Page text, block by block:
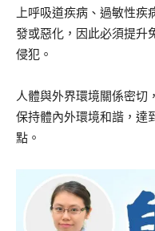
上呼吸道疾病、過敏性
發或惡化，因此必須提升
侵犯。
人體與外界環境關係密切
保持體內外環境和諧，達
點。